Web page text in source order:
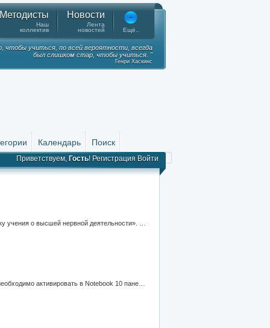
Методисты
Наш
коллектив
Новости
Лента
новостей
Ещё..
чтобы учиться, по всей вероятности, всегда
был слишком стар, чтобы учиться. "
Генри Хаскинс
Календарь Поиск
Приветствуем, Гость! Регистрация Войти